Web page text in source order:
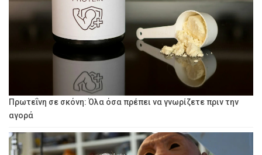
Πρωτεΐνη σε σκόνη: Όλα όσα πρέπει να γνωρίζετε πριν την
αγορά